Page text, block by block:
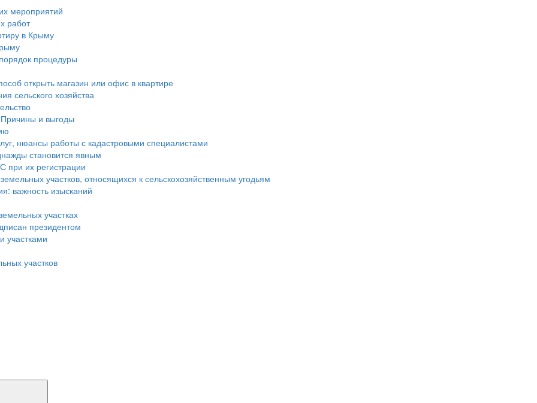
мероприятий
работ
в Крыму
процедуры
открыть магазин или офис в квартире
сельского хозяйства
и выгоды
нюансы работы с кадастровыми специалистами
становится явным
при их регистрации
участков, относящихся к сельскохозяйственным угодьям
важность изысканий
участках
президентом
участками
участков